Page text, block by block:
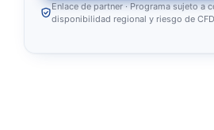
Enlace de partner · Programa sujeto a
disponibilidad regional y riesgo de